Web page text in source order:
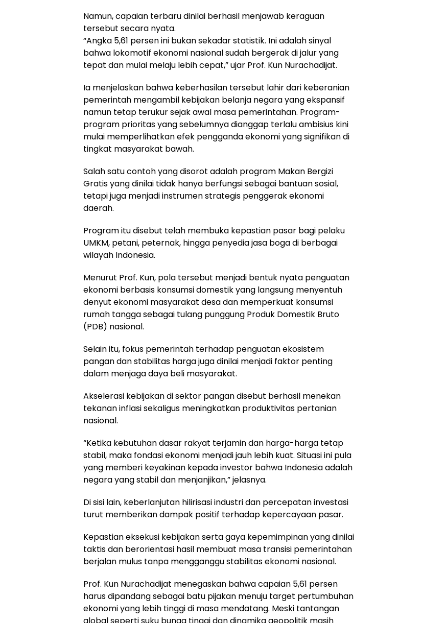
Namun, capaian terbaru dinilai berhasil menjawab keraguan
tersebut secara nyata.
“Angka 5,61 persen ini bukan sekadar statistik. Ini adalah sinyal
bahwa lokomotif ekonomi nasional sudah bergerak di jalur yang
tepat dan mulai melaju lebih cepat,” ujar Prof. Kun Nurachadijat.
Ia menjelaskan bahwa keberhasilan tersebut lahir dari keberanian
pemerintah mengambil kebijakan belanja negara yang ekspansif
namun tetap terukur sejak awal masa pemerintahan. Program-
program prioritas yang sebelumnya dianggap terlalu ambisius kini
mulai memperlihatkan efek pengganda ekonomi yang signifikan di
tingkat masyarakat bawah.
Salah satu contoh yang disorot adalah program Makan Bergizi
Gratis yang dinilai tidak hanya berfungsi sebagai bantuan sosial,
tetapi juga menjadi instrumen strategis penggerak ekonomi
daerah.
Program itu disebut telah membuka kepastian pasar bagi pelaku
UMKM, petani, peternak, hingga penyedia jasa boga di berbagai
wilayah Indonesia.
Menurut Prof. Kun, pola tersebut menjadi bentuk nyata penguatan
ekonomi berbasis konsumsi domestik yang langsung menyentuh
denyut ekonomi masyarakat desa dan memperkuat konsumsi
rumah tangga sebagai tulang punggung Produk Domestik Bruto
(PDB) nasional.
Selain itu, fokus pemerintah terhadap penguatan ekosistem
pangan dan stabilitas harga juga dinilai menjadi faktor penting
dalam menjaga daya beli masyarakat.
Akselerasi kebijakan di sektor pangan disebut berhasil menekan
tekanan inflasi sekaligus meningkatkan produktivitas pertanian
nasional.
“Ketika kebutuhan dasar rakyat terjamin dan harga-harga tetap
stabil, maka fondasi ekonomi menjadi jauh lebih kuat. Situasi ini pula
yang memberi keyakinan kepada investor bahwa Indonesia adalah
negara yang stabil dan menjanjikan,” jelasnya.
Di sisi lain, keberlanjutan hilirisasi industri dan percepatan investasi
turut memberikan dampak positif terhadap kepercayaan pasar.
Kepastian eksekusi kebijakan serta gaya kepemimpinan yang dinilai
taktis dan berorientasi hasil membuat masa transisi pemerintahan
berjalan mulus tanpa mengganggu stabilitas ekonomi nasional.
Prof. Kun Nurachadijat menegaskan bahwa capaian 5,61 persen
harus dipandang sebagai batu pijakan menuju target pertumbuhan
ekonomi yang lebih tinggi di masa mendatang. Meski tantangan
global seperti suku bunga tinggi dan dinamika geopolitik masih